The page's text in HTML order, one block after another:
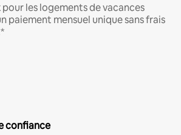
pour les logements de vacances
paiement mensuel unique sans frais
confiance